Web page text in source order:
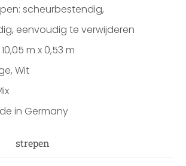
scheurbestendig,
eenvoudig te verwijderen
m x 0,53 m
Wit
in Germany
strepen